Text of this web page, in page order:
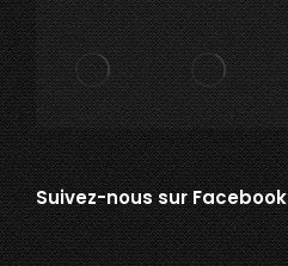
Suivez-nous sur Facebook